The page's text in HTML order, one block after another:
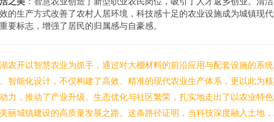
的生产方式改善了农村人居环境，科技感十足的农业设施成为城镇现
要标志，增强了居民的归属感与自豪感。
农开以智慧农业为抓手，通过对大棚材料的前沿应用与配套设施的系统
智能化设计，不仅构建了高效、精准的现代农业生产体系，更以此为
力，推动了产业升级、生态优化与社区繁荣，扎实地走出了以农业特
丽城镇建设的高质量发展之路。这条路径证明，当科技深度融入土地